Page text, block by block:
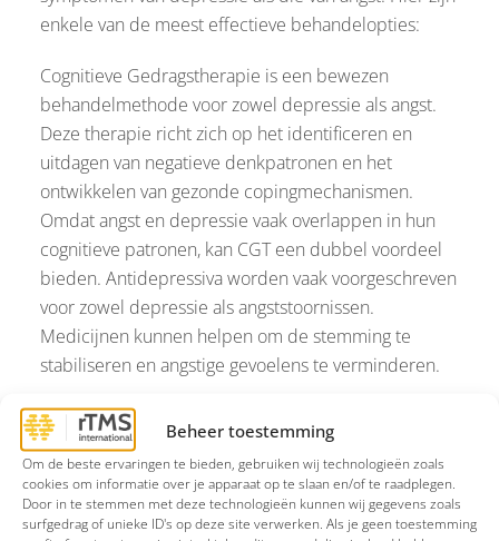
Beheer toestemming
Om de beste ervaringen te bieden, gebruiken wij technologieën zoals
cookies om informatie over je apparaat op te slaan en/of te raadplegen.
Door in te stemmen met deze technologieën kunnen wij gegevens zoals
surfgedrag of unieke ID's op deze site verwerken. Als je geen toestemming
enkele van de meest effectieve behandelopties:
Cognitieve Gedragstherapie is een bewezen
behandelmethode voor zowel depressie als angst.
Deze therapie richt zich op het identificeren en
uitdagen van negatieve denkpatronen en het
ontwikkelen van gezonde copingmechanismen.
Omdat angst en depressie vaak overlappen in hun
cognitieve patronen, kan CGT een dubbel voordeel
bieden. Antidepressiva worden vaak voorgeschreven
voor zowel depressie als angststoornissen.
Medicijnen kunnen helpen om de stemming te
stabiliseren en angstige gevoelens te verminderen.
Een veelbelovende behandeloptie is
therapie maakt gebruik van magnetische pulsen om
specifieke hersengebieden te stimuleren die
betrokken zijn bij stemming en angst. Door de
neuronale activiteit in deze gebieden te